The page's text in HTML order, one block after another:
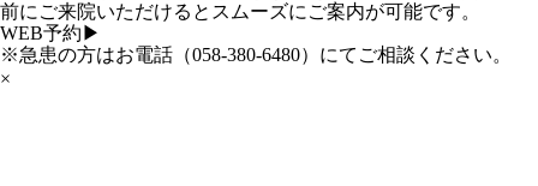
前にご来院いただけるとスムーズにご案内が可能です。
WEB予約▶
※急患の方はお電話（058-380-6480）にてご相談ください。
×